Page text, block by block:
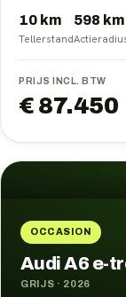
10 km
Tellerstand
598 km
PRIJS INCL. BTW
€ 87.450
OCCASION
Audi A6 e-
GRIJS · 2026